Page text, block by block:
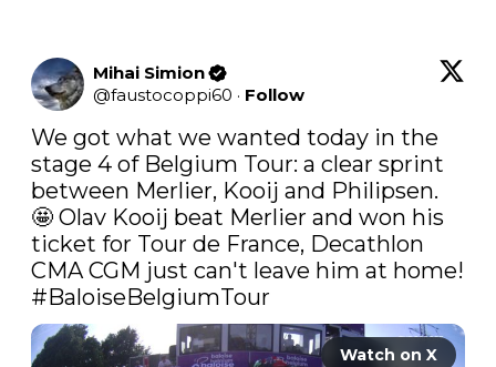
Mihai Simion
@faustocoppi60 · Follow
We got what we wanted today in the
stage 4 of Belgium Tour: a clear sprint
between Merlier, Kooij and Philipsen.
🤩 Olav Kooij beat Merlier and won his
ticket for Tour de France, Decathlon
#BaloiseBelgiumTour
Watch on X